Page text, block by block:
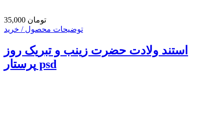
35,000 تومان
توضیحات محصول / خرید
استند ولادت حضرت زینب و تبریک روز
پرستار psd